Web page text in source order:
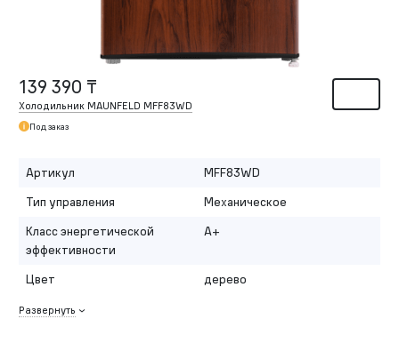
139 390 ₸
Холодильник MAUNFELD MFF83WD
Под заказ
Артикул
MFF83WD
Тип управления
Механическое
Класс энергетической
эффективности
A+
Цвет дерево
Развернуть